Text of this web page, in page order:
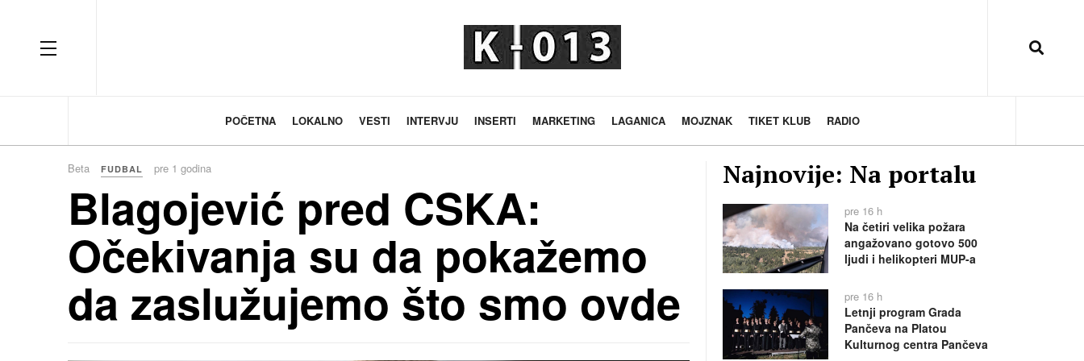
OFF CANVAS
POČETNA LOKALNO VESTI INTERVJU INSERTI MARKETING LAGANICA MOJZNAK TIKET KLUB RADIO
Beta FUDBAL pre 1 godina
Blagojević pred CSKA:
Očekivanja su da pokažemo
da zaslužujemo što smo ovde
Najnovije: Na portalu
pre 16 h
Na četiri velika požara
angažovano gotovo 500
ljudi i helikopteri MUP-a
pre 16 h
Letnji program Grada
Pančeva na Platou
Kulturnog centra Pančeva